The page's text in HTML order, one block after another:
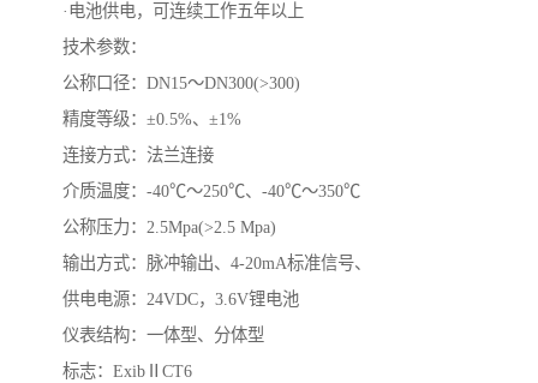
·电池供电，可连续工作五年以上
技术参数：
公称口径：DN15～DN300(>300)
精度等级：±0.5%、±1%
连接方式：法兰连接
介质温度：-40℃～250℃、-40℃～350℃
公称压力：2.5Mpa(>2.5 Mpa)
输出方式：脉冲输出、4-20mA标准信号、
供电电源：24VDC，3.6V锂电池
仪表结构：一体型、分体型
标志：ExibⅡCT6